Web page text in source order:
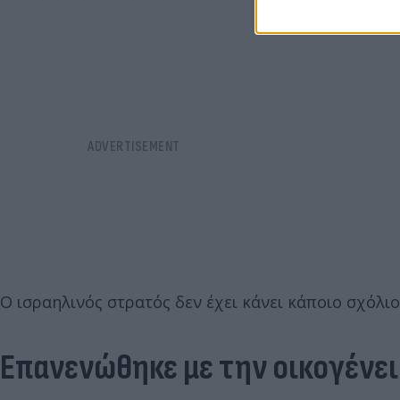
Ο ισραηλινός στρατός δεν έχει κάνει κάποιο
Επανενώθηκε με την